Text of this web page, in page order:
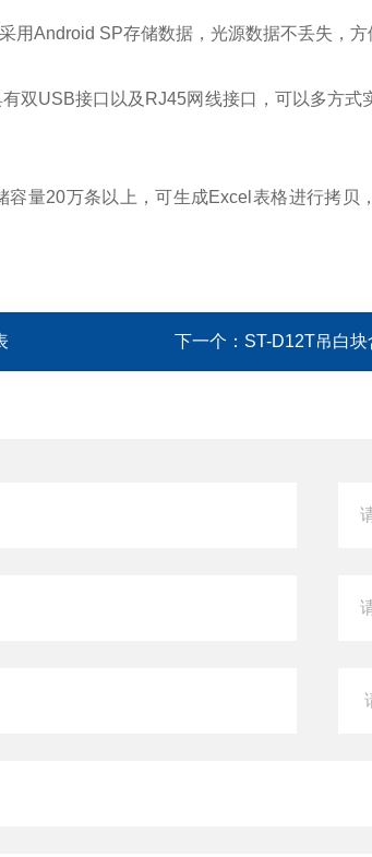
Android SP存储数据，光源数据不丢失，方
USB接口以及RJ45网线接口，可以多方式
20万条以上，可生成Excel表格进行拷贝
下一个： ST-D12T吊白